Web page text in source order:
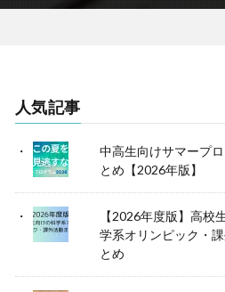
人気記事
中高生向けサマープ
とめ【2026年版】
【2026年度版】高校
学系オリンピック・
とめ